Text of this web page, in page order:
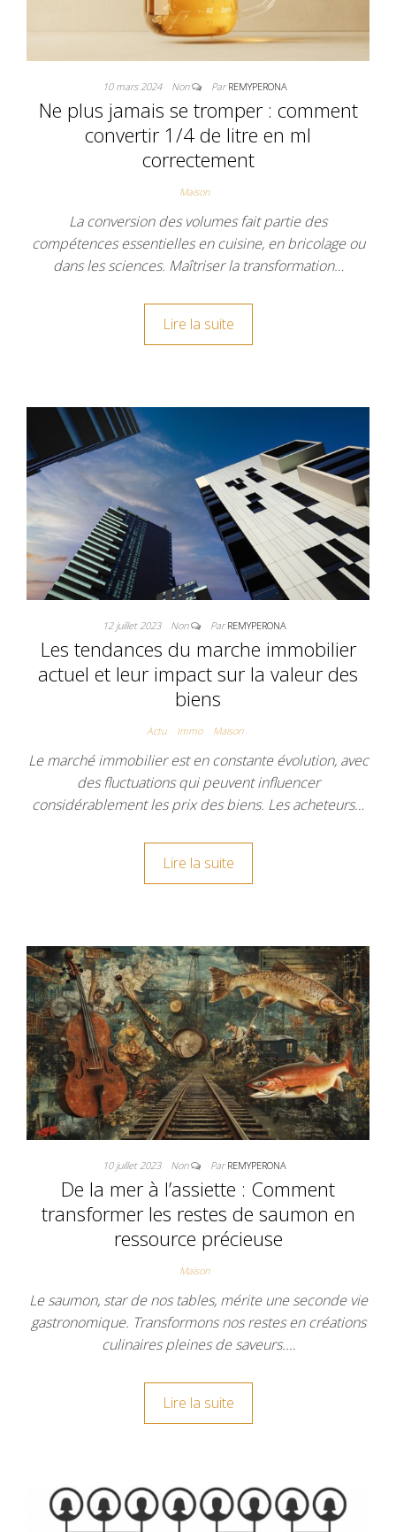
10 mars 2024 Non ParREMYPERONA
Ne plus jamais se tromper : comment
convertir 1/4 de litre en ml
correctement
Maison
La conversion des volumes fait partie des
compétences essentielles en cuisine, en bricolage ou
dans les sciences. Maîtriser la transformation…
Lire la suite
12 juillet 2023 Non ParREMYPERONA
Les tendances du marche immobilier
actuel et leur impact sur la valeur des
biens
Actu Immo Maison
Le marché immobilier est en constante évolution, avec
des fluctuations qui peuvent influencer
considérablement les prix des biens. Les acheteurs…
Lire la suite
10 juillet 2023 Non ParREMYPERONA
De la mer à l’assiette : Comment
transformer les restes de saumon en
ressource précieuse
Maison
Le saumon, star de nos tables, mérite une seconde vie
gastronomique. Transformons nos restes en créations
culinaires pleines de saveurs.…
Lire la suite